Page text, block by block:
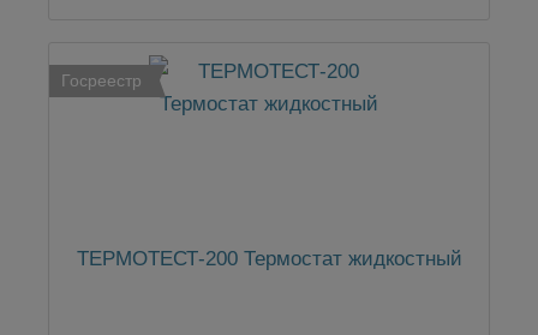
Госреестр
ТЕРМОТЕСТ-200 Термостат жидкостный